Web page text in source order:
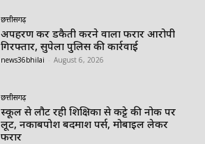
छत्तीसगढ़
अपहरण कर डकैती करने वाला फरार आरोपी
गिरफ्तार, सुपेला पुलिस की कार्रवाई
news36bhilai August 6, 2026
छत्तीसगढ़
स्कूल से लौट रही शिक्षिका से कट्टे की नोक पर
लूट, नकाबपोश बदमाश पर्स, मोबाइल लेकर
फरार